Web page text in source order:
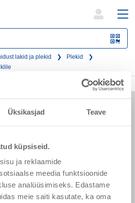
Üksikasjad Teave
küpsiseid.
ja reklaamide
meedia funktsioonide
analüüsimiseks. Edastame
meie saiti kasutate, ka oma
QR-
form
lakid ja plekid
Plekid